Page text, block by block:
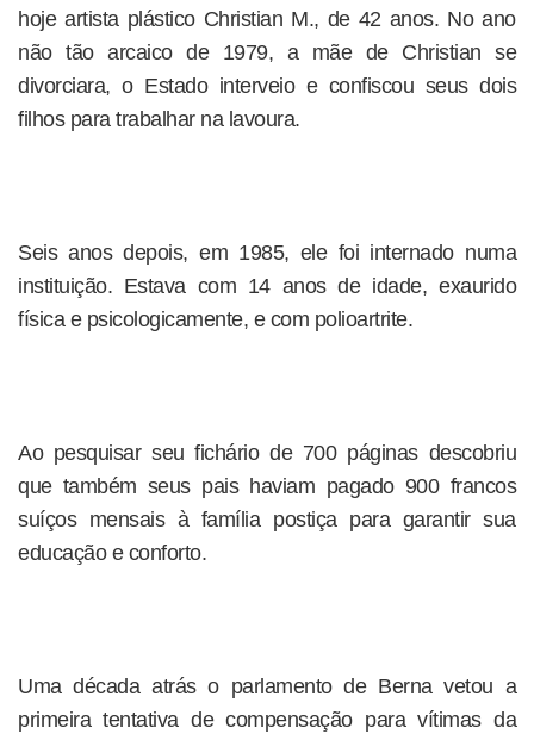
hoje artista plástico Christian M., de 42 anos. No ano
não tão arcaico de 1979, a mãe de Christian se
divorciara, o Estado interveio e confiscou seus dois
filhos para trabalhar na lavoura.
Seis anos depois, em 1985, ele foi internado numa
instituição. Estava com 14 anos de idade, exaurido
física e psicologicamente, e com polioartrite.
Ao pesquisar seu fichário de 700 páginas descobriu
que também seus pais haviam pagado 900 francos
suíços mensais à família postiça para garantir sua
educação e conforto.
Uma década atrás o parlamento de Berna vetou a
primeira tentativa de compensação para vítimas da